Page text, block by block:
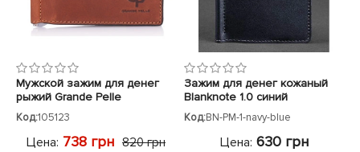
Мужской зажим для денег
рыжий Grande Pelle
Код:105123
Цена: 738 грн 820 грн
Зажим для денег кожаный
Blanknote 1.0 синий
Код:BN-PM-1-navy-blue
Цена: 630 грн